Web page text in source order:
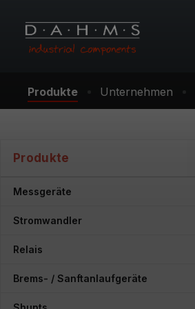
Produkte Unternehmen
Produkte
Messgeräte
Stromwandler
Relais
Brems- / Sanftanlaufgeräte